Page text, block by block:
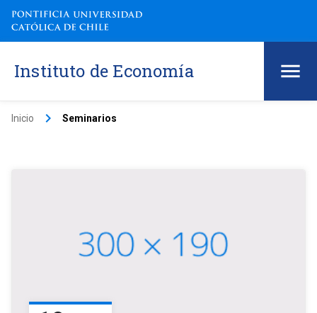
Instituto de Economía
Inicio keyboard_arrow_right Seminarios